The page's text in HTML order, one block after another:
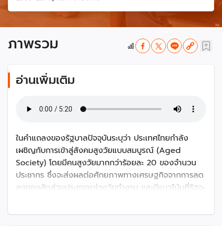
ภาพรวม
อ่านเพิ่มเติม
ในคำแถลงของรัฐบาลปัจจุบันระบุว่า ประเทศไทยกำลัง
เผชิญกับการเข้าสู่สังคมสูงวัยแบบสมบูรณ์ (Aged
Society) โดยมีคนสูงวัยมากกว่าร้อยละ 20 ของจำนวน
ประชากร ซึ่งจะส่งผลต่อศักยภาพทางเศรษฐกิจจากการลด
ลงของสัดส่วนประชากรช่วงวัยทำงาน และมีแนวโน้มที่รัฐจะ